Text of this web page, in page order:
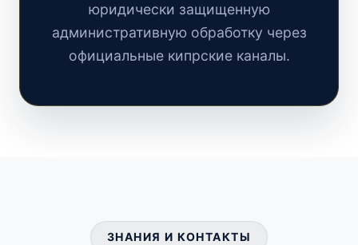
юридически защищенную
административную обработку через
официальные кипрские каналы.
ЗНАНИЯ И КОНТАКТЫ